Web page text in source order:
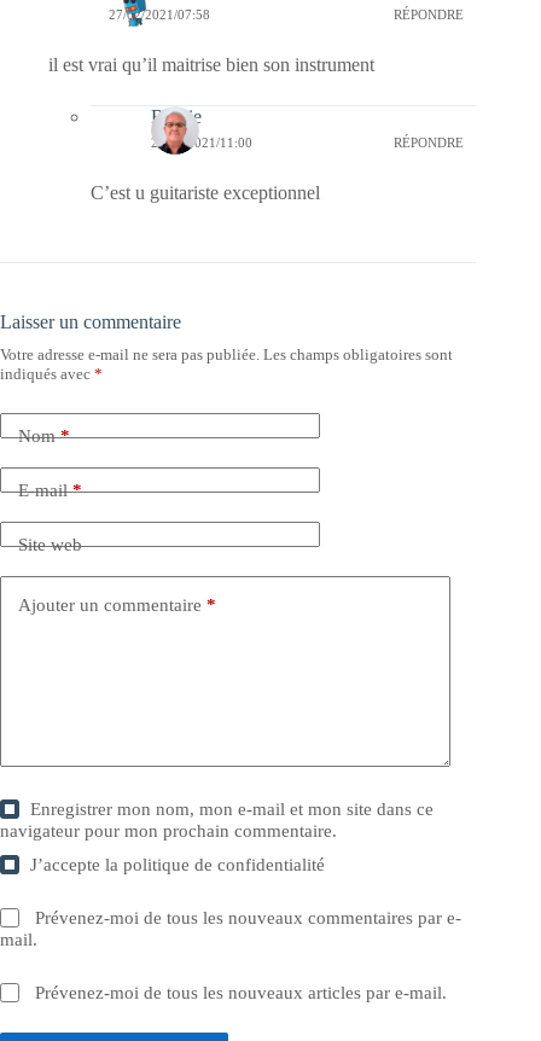
27/02/2021/07:58 RÉPONDRE
il est vrai qu’il maitrise bien son instrument
Bernie
27/02/2021/11:00 RÉPONDRE
C’est u guitariste exceptionnel
Laisser un commentaire
Votre adresse e-mail ne sera pas publiée. Les champs obligatoires sont
indiqués avec *
Nom*
E-mail*
Site web
Ajouter un commentaire *
Enregistrer mon nom, mon e-mail et mon site dans ce
navigateur pour mon prochain commentaire.
J’accepte lapolitique de confidentialité
Prévenez-moi de tous les nouveaux commentaires par e-
mail.
Prévenez-moi de tous les nouveaux articles par e-mail.